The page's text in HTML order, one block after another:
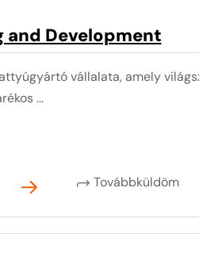
and Development
vállalata, amely
...
Továbbküldöm